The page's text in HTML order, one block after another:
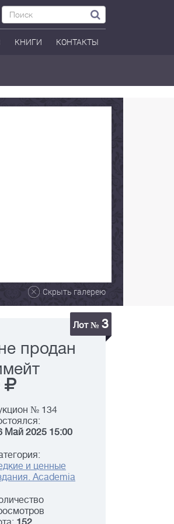
КНИГИ КОНТАКТЫ
Скрыть галерею
Лот № 3
продан
№ 134
Май 2025 15:00
и ценные
Academia